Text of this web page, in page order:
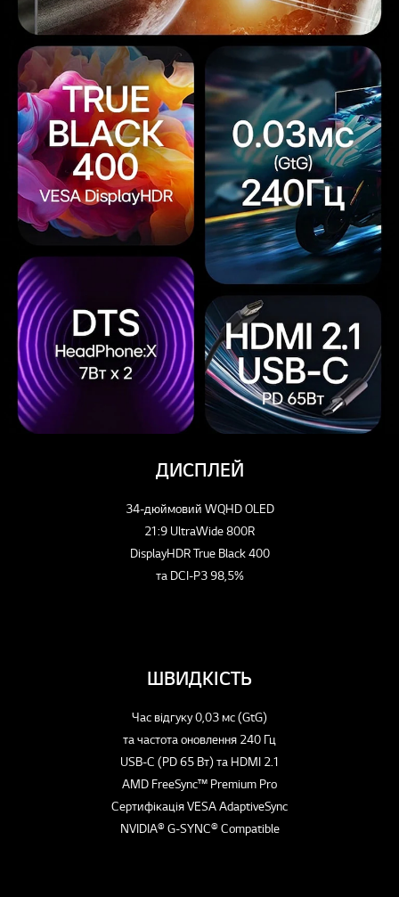
ДИСПЛЕЙ
34-дюймовий WQHD OLED
21:9 UltraWide 800R
DisplayHDR True Black 400
та DCI-P3 98,5%
ШВИДКІСТЬ
Час відгуку 0,03 мс (GtG)
та частота оновлення 240 Гц
USB-C (PD 65 Вт) та HDMI 2.1
AMD FreeSync™ Premium Pro
Сертифікація VESA AdaptiveSync
NVIDIA® G-SYNC® Compatible